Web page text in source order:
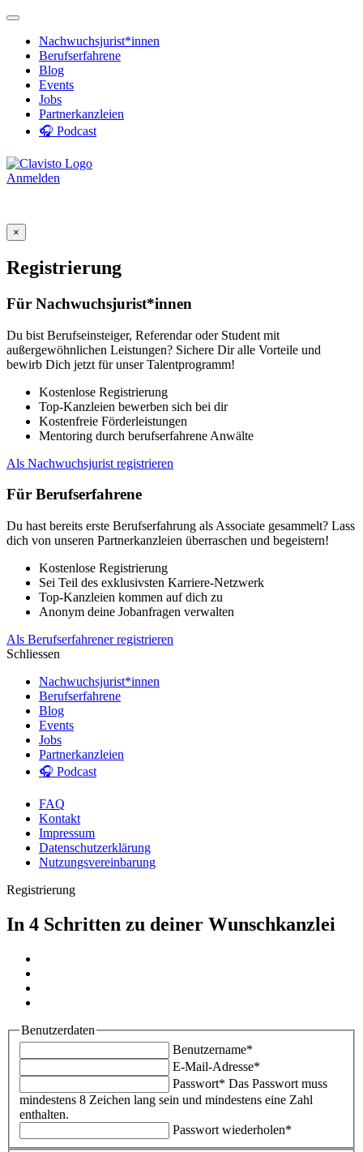
Nachwuchsjurist*innen
Berufserfahrene
Blog
Events
Jobs
Partnerkanzleien
🎧 Podcast
Anmelden
×
Registrierung
Für Nachwuchsjurist*innen
Du bist Berufseinsteiger, Referendar oder Student mit
außergewöhnlichen Leistungen? Sichere Dir alle Vorteile und
bewirb Dich jetzt für unser Talentprogramm!
Kostenlose Registrierung
Top-Kanzleien bewerben sich bei dir
Kostenfreie Förderleistungen
Mentoring durch berufserfahrene Anwälte
Als Nachwuchsjurist registrieren
Für Berufserfahrene
Du hast bereits erste Berufserfahrung als Associate gesammelt? Lass
dich von unseren Partnerkanzleien überraschen und begeistern!
Kostenlose Registrierung
Sei Teil des exklusivsten Karriere-Netzwerk
Top-Kanzleien kommen auf dich zu
Anonym deine Jobanfragen verwalten
Als Berufserfahrener registrieren
Schliessen
Nachwuchsjurist*innen
Berufserfahrene
Blog
Events
Jobs
Partnerkanzleien
🎧 Podcast
FAQ
Kontakt
Impressum
Datenschutzerklärung
Nutzungsvereinbarung
Registrierung
In 4 Schritten zu deiner Wunschkanzlei
Benutzerdaten
Benutzername*
E-Mail-Adresse*
Passwort* Das Passwort muss
mindestens 8 Zeichen lang sein und mindestens eine Zahl
enthalten.
Passwort wiederholen*